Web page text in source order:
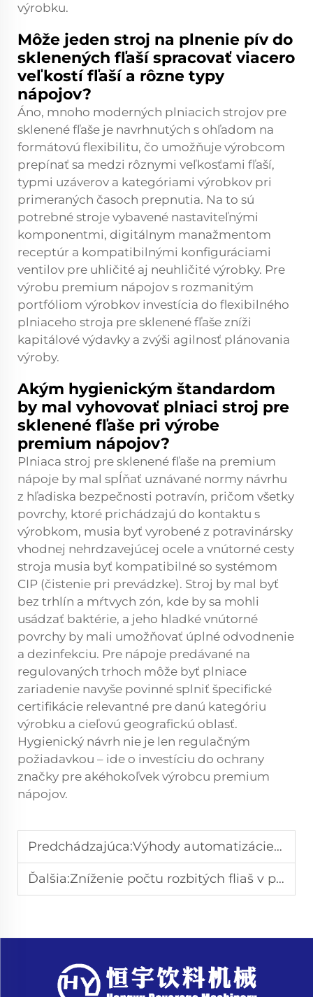
výrobku.
Môže jeden stroj na plnenie pív do
sklenených fľaší spracovať viacero
veľkostí fľaší a rôzne typy
nápojov?
Áno, mnoho moderných plniacich strojov pre
sklenené fľaše je navrhnutých s ohľadom na
formátovú flexibilitu, čo umožňuje výrobcom
prepínať sa medzi rôznymi veľkosťami fľaší,
typmi uzáverov a kategóriami výrobkov pri
primeraných časoch prepnutia. Na to sú
potrebné stroje vybavené nastaviteľnými
komponentmi, digitálnym manažmentom
receptúr a kompatibilnými konfiguráciami
ventilov pre uhličité aj neuhličité výrobky. Pre
výrobu premium nápojov s rozmanitým
portfóliom výrobkov investícia do flexibilného
plniaceho stroja pre sklenené fľaše zníži
kapitálové výdavky a zvýši agilnosť plánovania
výroby.
Akým hygienickým štandardom
by mal vyhovovať plniaci stroj pre
sklenené fľaše pri výrobe
premium nápojov?
Plniaca stroj pre sklenené fľaše na premium
nápoje by mal spĺňať uznávané normy návrhu
z hľadiska bezpečnosti potravín, pričom všetky
povrchy, ktoré prichádzajú do kontaktu s
výrobkom, musia byť vyrobené z potravinársky
vhodnej nehrdzavejúcej ocele a vnútorné cesty
stroja musia byť kompatibilné so systémom
CIP (čistenie pri prevádzke). Stroj by mal byť
bez trhlín a mŕtvych zón, kde by sa mohli
usádzať baktérie, a jeho hladké vnútorné
povrchy by mali umožňovať úplné odvodnenie
a dezinfekciu. Pre nápoje predávané na
regulovaných trhoch môže byť plniace
zariadenie navyše povinné splniť špecifické
certifikácie relevantné pre danú kategóriu
výrobku a cieľovú geografickú oblasť.
Hygienický návrh nie je len regulačným
požiadavkou – ide o investíciu do ochrany
značky pre akéhokoľvek výrobcu premium
nápojov.
Predchádzajúca:Výhody automatizácie v strojoch na plnenie sklenených fliaš
Ďalšia:Zníženie počtu rozbitých fliaš v plniacich strojoch pre sklenené fľaše